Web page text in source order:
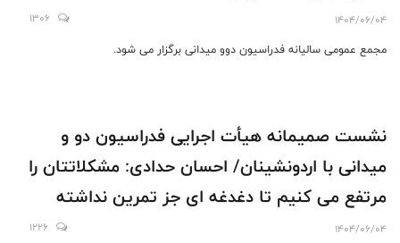
1404/06/04
1306
مجمع عمومی سالیانه فدراسیون دوو میدانی برگزار می شود.
نشست صمیمانه هیأت اجرایی فدراسیون دو و
میدانی با اردونشینان/ احسان حدادی: مشکلاتتان را
مرتفع می کنیم تا دغدغه ای جز تمرین نداشته
باشید
1404/06/04
1226